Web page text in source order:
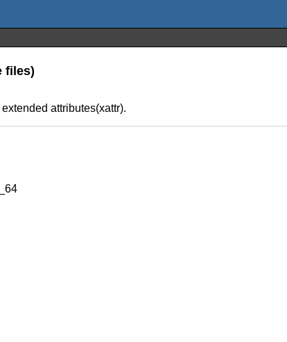
files)
attributes(xattr).